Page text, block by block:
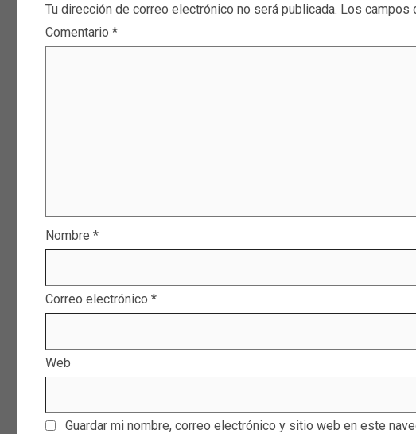
Tu dirección de correo electrónico no será publicada. Los campos
Comentario *
Nombre *
Correo electrónico *
Web
Guardar mi nombre, correo electrónico y sitio web en este